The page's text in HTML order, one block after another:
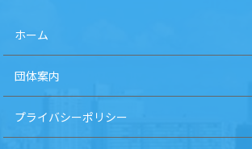
ホーム
団体案内
プライバシーポリシー